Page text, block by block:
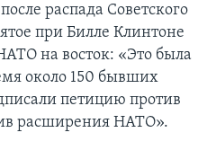
распада Советского
при Билле Клинтоне
на восток: «Это была
около 150 бывших
петицию против
расширения НАТО».